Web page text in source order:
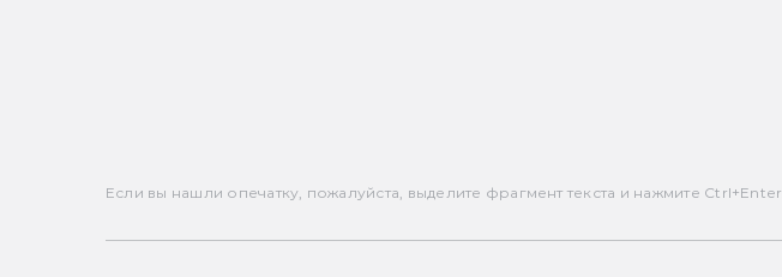
Если вы нашли опечатку, пожалуйста, выделите фрагмент текста и нажмите Ctrl+Enter.